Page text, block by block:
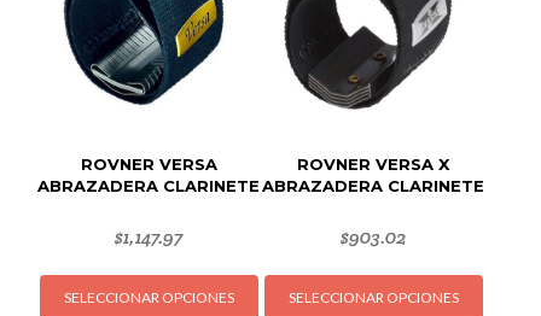
ROVNER VERSA
ABRAZADERA CLARINETE
$1,147.97
SELECCIONAR OPCIONES
Este
producto
ROVNER VERSA X
ABRAZADERA CLARINETE
$903.02
SELECCIONAR OPCIONES
Este